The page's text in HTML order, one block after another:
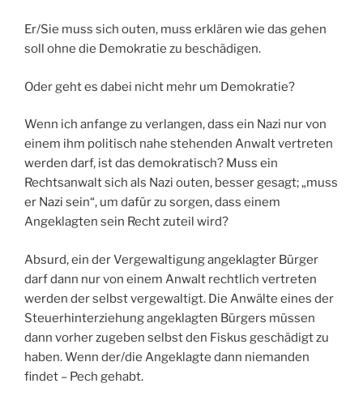
Er/Sie muss sich outen, muss erklären wie das gehen
soll ohne die Demokratie zu beschädigen.
Oder geht es dabei nicht mehr um Demokratie?
Wenn ich anfange zu verlangen, dass ein Nazi nur von
einem ihm politisch nahe stehenden Anwalt vertreten
werden darf, ist das demokratisch? Muss ein
Rechtsanwalt sich als Nazi outen, besser gesagt; „muss
er Nazi sein“, um dafür zu sorgen, dass einem
Angeklagten sein Recht zuteil wird?
Absurd, ein der Vergewaltigung angeklagter Bürger
darf dann nur von einem Anwalt rechtlich vertreten
werden der selbst vergewaltigt. Die Anwälte eines der
Steuerhinterziehung angeklagten Bürgers müssen
dann vorher zugeben selbst den Fiskus geschädigt zu
haben. Wenn der/die Angeklagte dann niemanden
findet – Pech gehabt.